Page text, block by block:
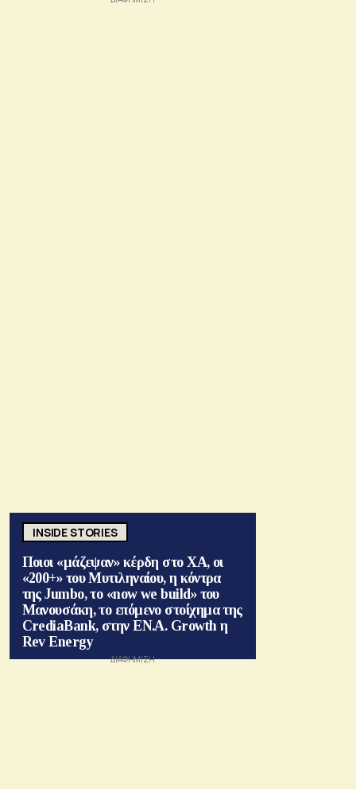
INSIDE STORIES
Ποιοι «μάζεψαν» κέρδη στο ΧΑ, οι
«200+» του Μυτιληναίου, η κόντρα
της Jumbo, το «now we build» του
Μανουσάκη, το επόμενο στοίχημα της
CrediaBank, στην ΕΝ.Α. Growth η
Rev Energy